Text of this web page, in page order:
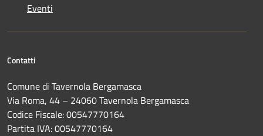
Eventi
Contatti
Comune di Tavernola Bergamasca
Via Roma, 44 – 24060 Tavernola Bergamasca
Codice Fiscale: 00547770164
Partita IVA: 00547770164